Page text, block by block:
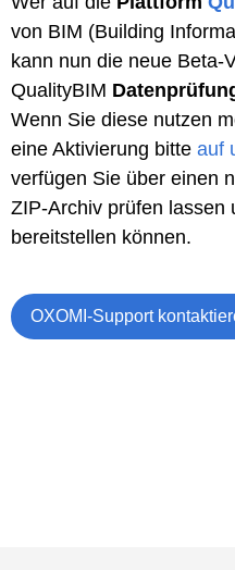
von BIM (Building
kann nun die neue Beta-
QualityBIM
Wenn Sie diese nutzen
eine Aktivierung bitte auf
verfügen Sie über einen
ZIP-Archiv prüfen lassen
bereitstellen können.
OXOMI-Support